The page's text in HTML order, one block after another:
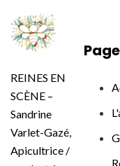
REINES EN
SCÈNE –
Sandrine
Varlet-Gazé,
Apicultrice /